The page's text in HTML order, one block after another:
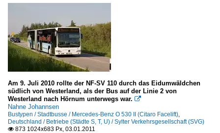
Am 9. Juli 2010 rollte der NF-SV 110 durch das Eidumwäldchen
südlich von Westerland, als der Bus auf der Linie 2 von
Westerland nach Hörnum unterwegs war. 
Nahne Johannsen
Bustypen / Stadtbusse / Mercedes-Benz O 530 II (Citaro Facelift),
Deutschland / Betriebe (Städte S, T, U) / Sylter Verkehrsgesellschaft (SVG)
 873 1024x683 Px, 03.01.2011